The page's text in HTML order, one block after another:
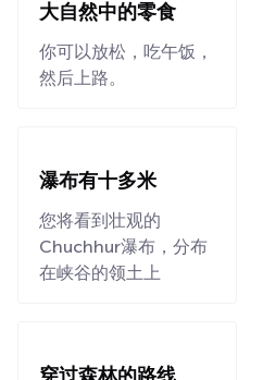
大自然中的零食
你可以放松，吃午饭，
然后上路。
瀑布有十多米
您将看到壮观的
Chuchhur瀑布，分布
在峡谷的领土上